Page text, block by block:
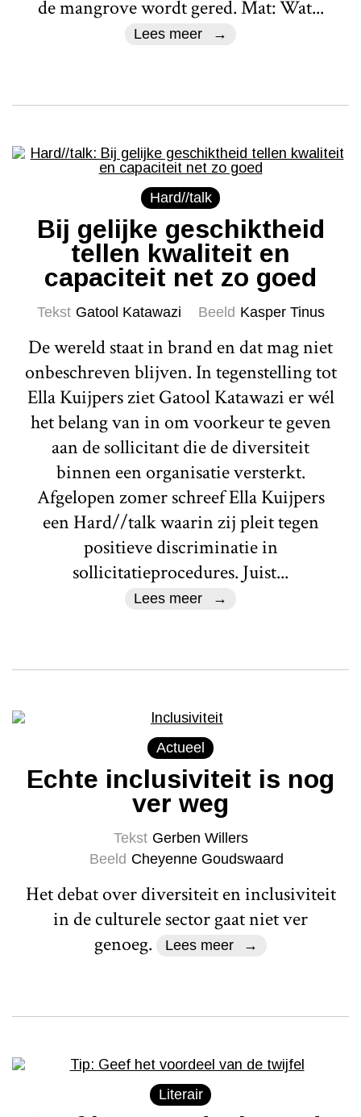
de mangrove wordt gered. Mat: Wat...
Lees meer
Hard//talk
Bij gelijke geschiktheid
tellen kwaliteit en
capaciteit net zo goed
Tekst Gatool Katawazi Beeld Kasper Tinus
De wereld staat in brand en dat mag niet
onbeschreven blijven. In tegenstelling tot
Ella Kuijpers ziet Gatool Katawazi er wél
het belang van in om voorkeur te geven
aan de sollicitant die de diversiteit
binnen een organisatie versterkt.
Afgelopen zomer schreef Ella Kuijpers
een Hard//talk waarin zij pleit tegen
positieve discriminatie in
sollicitatieprocedures. Juist...
Lees meer
Actueel
Echte inclusiviteit is nog
ver weg
Tekst Gerben Willers
Beeld Cheyenne Goudswaard
Het debat over diversiteit en inclusiviteit
in de culturele sector gaat niet ver
genoeg.
Lees meer
Literair